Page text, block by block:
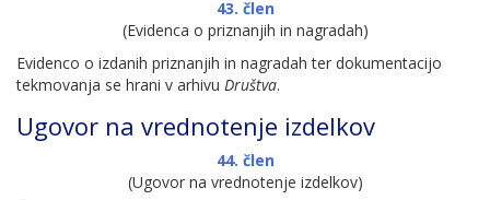
43. člen
(Evidenca o priznanjih in nagradah)
Evidenco o izdanih priznanjih in nagradah ter dokumentacijo
tekmovanja se hrani v arhivu Društva.
Ugovor na vrednotenje izdelkov
44. člen
(Ugovor na vrednotenje izdelkov)